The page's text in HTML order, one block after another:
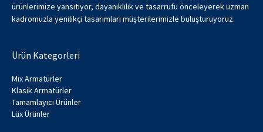
ürünlerimize yansıtıyor, dayanıklılık ve tasarrufu önceleyerek uzman
kadromuzla yenilikçi tasarımları müşterilerimizle buluşturuyoruz.
Ürün Kategorleri
Mix Armatürler
Klasik Armatürler
Tamamlayıcı Ürünler
Lüx Ürünler